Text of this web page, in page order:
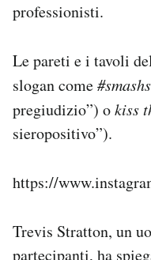
professionisti.
Le pareti e i tavoli
slogan come
pregiudizio”) okiss
sieropositivo”).
https://
Trevis Stratton, un
partecipanti, ha